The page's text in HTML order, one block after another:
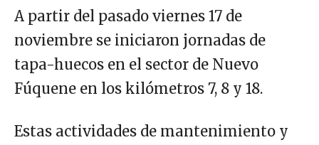
A partir del pasado viernes 17 de
noviembre se iniciaron jornadas de
tapa-huecos en el sector de Nuevo
Fúquene en los kilómetros 7, 8 y 18.
Estas actividades de mantenimiento y